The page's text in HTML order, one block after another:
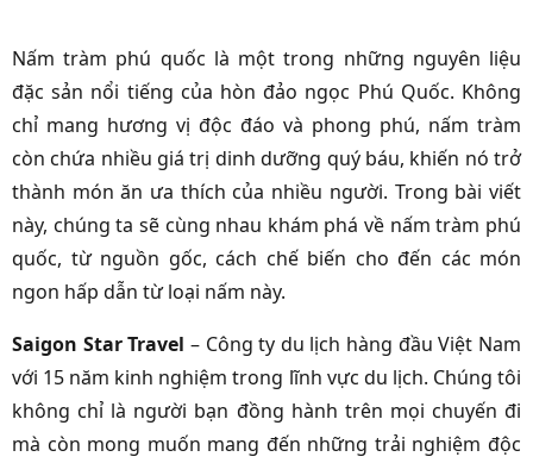
Nấm tràm phú quốc là một trong những nguyên liệu
đặc sản nổi tiếng của hòn đảo ngọc Phú Quốc. Không
chỉ mang hương vị độc đáo và phong phú, nấm tràm
còn chứa nhiều giá trị dinh dưỡng quý báu, khiến nó trở
thành món ăn ưa thích của nhiều người. Trong bài viết
này, chúng ta sẽ cùng nhau khám phá về nấm tràm phú
quốc, từ nguồn gốc, cách chế biến cho đến các món
ngon hấp dẫn từ loại nấm này.
Saigon Star Travel – Công ty du lịch hàng đầu Việt Nam
với 15 năm kinh nghiệm trong lĩnh vực du lịch. Chúng tôi
không chỉ là người bạn đồng hành trên mọi chuyến đi
mà còn mong muốn mang đến những trải nghiệm độc